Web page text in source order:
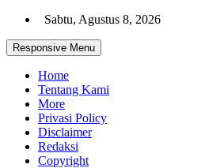
Skip
content
Sabtu, Agustus 8, 2026
Responsive Menu
Home
Tentang Kami
More
Privasi Policy
Disclaimer
Redaksi
Copyright